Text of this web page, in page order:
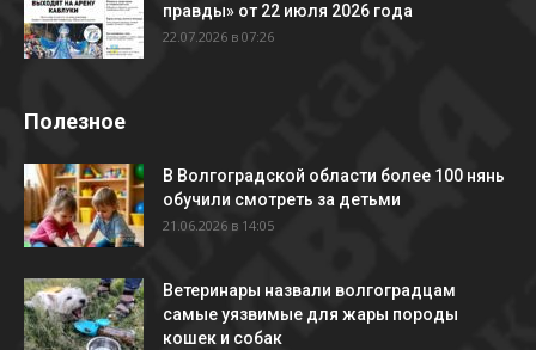
правды» от 22 июля 2026 года
22.07.2026 в 07:26
Полезное
В Волгоградской области более 100 нянь
обучили смотреть за детьми
21.06.2026 в 14:05
Ветеринары назвали волгоградцам
самые уязвимые для жары породы
кошек и собак